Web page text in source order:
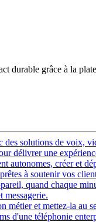
durable grâce à la
solutions de voix,
délivrer une
autonomes, créer et
à soutenir vos
quand chaque
messagerie.
métier et mettez-la au
d'une téléphonie